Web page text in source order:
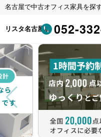
名古屋で中古オフィス家具を
リスタ名古屋店 052-